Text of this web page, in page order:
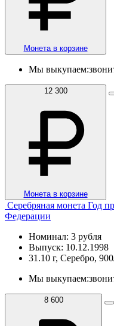
Монета в корзине
Мы выкупаем:
12 300
Монета в корзине
Серебряная монета Год
Федерации
Номинал: 3 рубля
Выпуск: 10.12.1998
31.10 г, Серебро,
Мы выкупаем:
8 600